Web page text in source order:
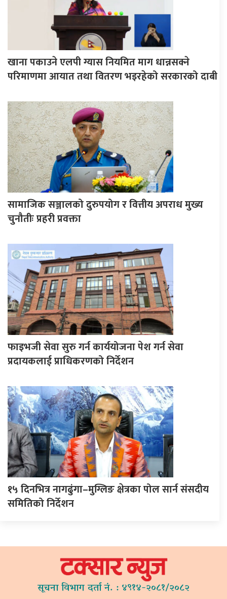
खाना पकाउने एलपी ग्यास नियमित माग धान्नसक्ने
परिमाणमा आयात तथा वितरण भइरहेको सरकारको दाबी
सामाजिक सञ्जालको दुरुपयोग र वित्तीय अपराध मुख्य
चुनौतीः प्रहरी प्रवक्ता
फाइभजी सेवा सुरु गर्न कार्ययोजना पेश गर्न सेवा
प्रदायकलाई प्राधिकरणको निर्देशन
१५ दिनभित्र नागढुंगा–मुग्लिङ क्षेत्रका पोल सार्न संसदीय
समितिको निर्देशन
सूचना विभाग दर्ता नं. : ४९१४-२०८१/२०८२